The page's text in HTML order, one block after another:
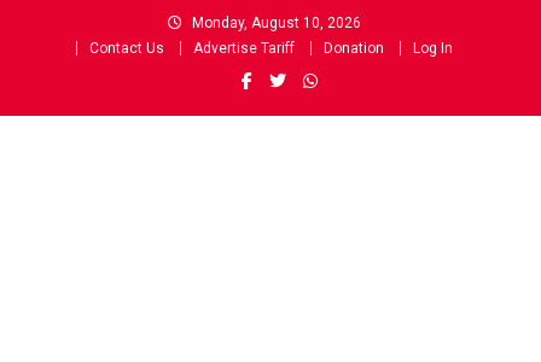
Monday, August 10, 2026
Contact Us
Advertise Tariff Donation Log In